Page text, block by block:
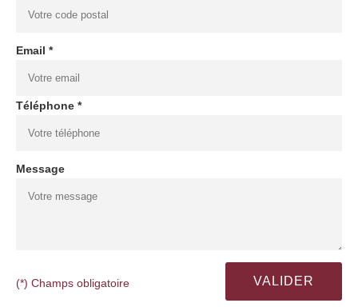
Email *
Téléphone *
Message
(*) Champs obligatoire